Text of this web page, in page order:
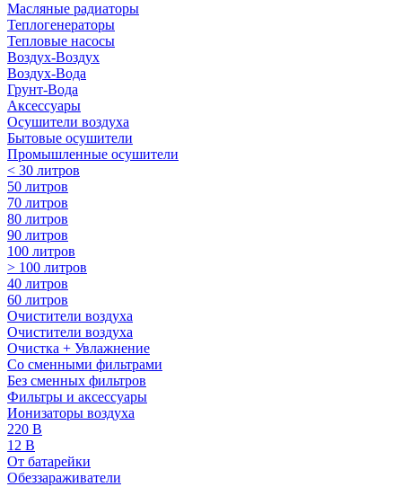
Масляные радиаторы
Теплогенераторы
Тепловые насосы
Воздух-Воздух
Воздух-Вода
Грунт-Вода
Аксессуары
Осушители воздуха
Бытовые осушители
Промышленные осушители
< 30 литров
50 литров
70 литров
80 литров
90 литров
100 литров
> 100 литров
40 литров
60 литров
Очистители воздуха
Очистители воздуха
Очистка + Увлажнение
Cо сменными фильтрами
Без сменных фильтров
Фильтры и аксессуары
Ионизаторы воздуха
220 В
12 В
От батарейки
Обеззараживатели